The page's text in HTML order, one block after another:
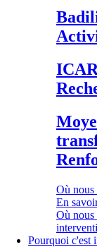
Où
En
Où
Pourquoi c'est